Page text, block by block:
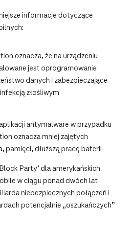
informacje dotyczące
oznacza, że na urządzeniu
jest oprogramowanie
danych i zabezpieczające
złośliwym
antymalware w przypadku
oznacza mniej zajętych
pamięci, dłuższą pracę baterii
Party’ dla amerykańskich
w ciągu ponad dwóch lat
niebezpiecznych połączeń i
potencjalnie „oszukańczych”